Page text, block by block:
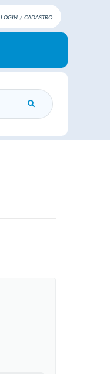
LOGIN / CADASTRO